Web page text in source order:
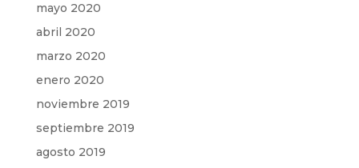
mayo 2020
abril 2020
marzo 2020
enero 2020
noviembre 2019
septiembre 2019
agosto 2019